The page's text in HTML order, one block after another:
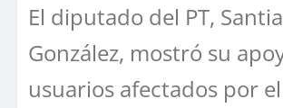
El diputado del PT,
González, mostró su
usuarios afectados por el